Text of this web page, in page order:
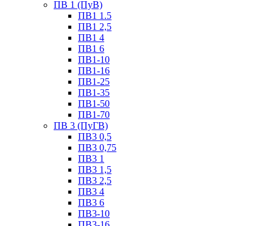
ПВ 1 (ПуВ)
ПВ1 1.5
ПВ1 2,5
ПВ1 4
ПВ1 6
ПВ1-10
ПВ1-16
ПВ1-25
ПВ1-35
ПВ1-50
ПВ1-70
ПВ 3 (ПуГВ)
ПВ3 0,5
ПВ3 0,75
ПВ3 1
ПВ3 1,5
ПВ3 2,5
ПВ3 4
ПВ3 6
ПВ3-10